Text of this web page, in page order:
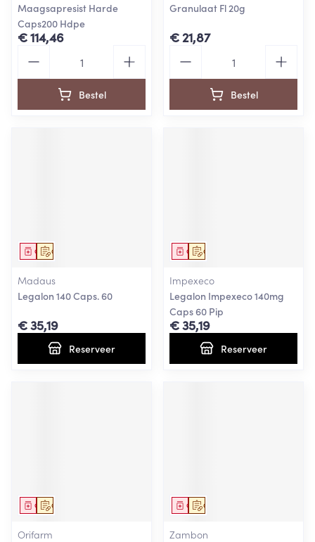
Maagsapresist Harde
Caps200 Hdpe
€ 114,46
Bestel
Granulaat Fl 20g
€ 21,87
Bestel
Op voorschrift
Geneesmiddel
Madaus
Legalon 140 Caps. 60
€ 35,19
Reserveer
Op voorschrift
Geneesmiddel
Impexeco
Legalon Impexeco 140mg
Caps 60 Pip
€ 35,19
Reserveer
Op voorschrift
Geneesmiddel
Orifarm
Op voorschrift
Geneesmiddel
Zambon